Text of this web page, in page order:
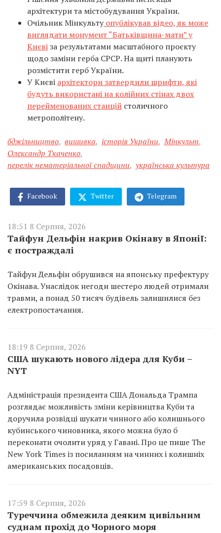
архітектури та містобудування України.
Очільник Мінкультуопублікував відео, як може
виглядати монумент “Батьківщина-мати” у
Києвіза результатами масштабного проєкту
щодо заміни герба СРСР. На щиті планують
розмістити герб України.
У Києві архітектори затвердили шрифти, які
будуть використані на колійних стінах двох
перейменованих станцій столичного
метрополітену.
бджільництво, вишивка, історія України, Мінкульт,
Олександр Ткаченко,
перелік нематеріальної спадщини, українська культура
Facebook Twitter Telegram
18:51 8 Серпня, 2026
Тайфун Дельфін накрив Окінаву в Японії:
є постраждалі
Тайфун Дельфін обрушився на японську префектуру
Окінава. Унаслідок негоди шестеро людей отримали
травми, а понад 50 тисяч будівель залишилися без
електропостачання.
18:19 8 Серпня, 2026
США шукають нового лідера для Куби –
NYT
Адміністрація президента США Дональда Трампа
розглядає можливість зміни керівництва Куби та
доручила розвідці шукати чинного або колишнього
кубинського чиновника, якого можна було б
переконати очолити уряд у Гавані. Про це пише The
New York Times із посиланням на чинних і колишніх
американських посадовців.
17:59 8 Серпня, 2026
Туреччина обмежила деяким цивільним
суднам прохід до Чорного моря